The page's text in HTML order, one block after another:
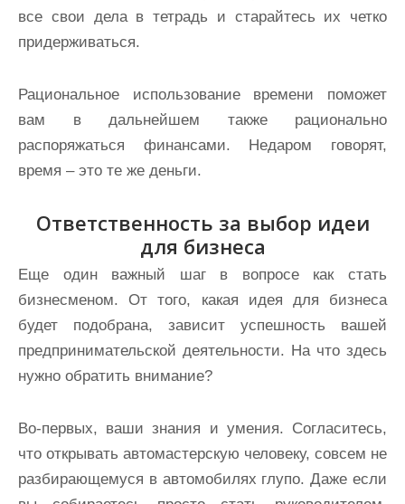
все свои дела в тетрадь и старайтесь их четко
придерживаться.
Рациональное использование времени поможет
вам в дальнейшем также рационально
распоряжаться финансами. Недаром говорят,
время – это те же деньги.
Ответственность за выбор идеи
для бизнеса
Еще один важный шаг в вопросе как стать
бизнесменом. От того, какая идея для бизнеса
будет подобрана, зависит успешность вашей
предпринимательской деятельности. На что здесь
нужно обратить внимание?
Во-первых, ваши знания и умения. Согласитесь,
что открывать автомастерскую человеку, совсем не
разбирающемуся в автомобилях глупо. Даже если